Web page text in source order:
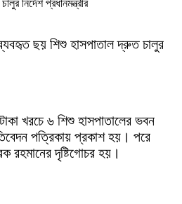
ছয় শিশু হাসপাতাল দ্রুত চালুর
খরচে ৬ শিশু হাসপাতালের ভবন
পত্রিকায় প্রকাশ হয়। পরে
রহমানের দৃষ্টিগোচর হয়।